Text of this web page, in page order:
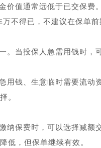
价值通常远低于已交保费
不得已，不建议在保单前
。当投保人急需用钱时，
用钱、生意临时需要流动
。
纳保费时，可以选择减额
低，但保单继续有效。